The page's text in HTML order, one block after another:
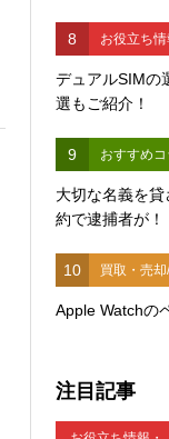
8 お役立ち
デュアルSIMの
選もご紹介！
9 おすすめコ
大切な名義を
約で逮捕者が！
10 買取・売
Apple Watchの
注目記事